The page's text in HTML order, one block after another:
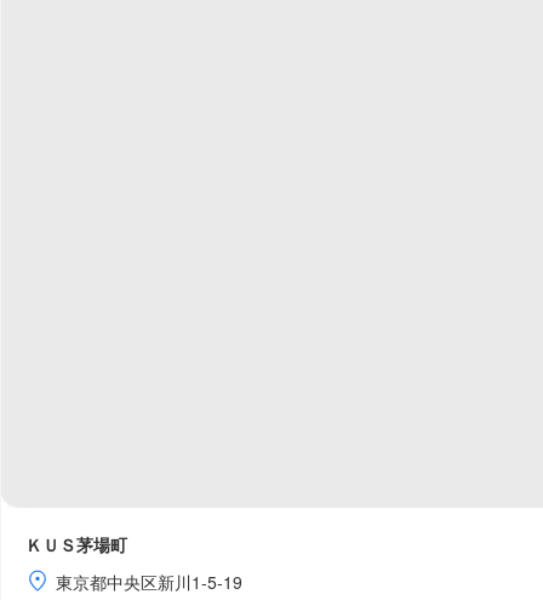
ＫＵＳ茅場町
東京都中央区新川1-5-19